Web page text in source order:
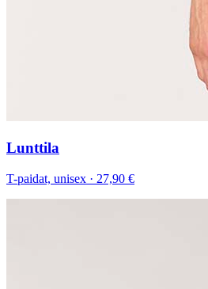
Lunttila
T-paidat, unisex · 27,90 €